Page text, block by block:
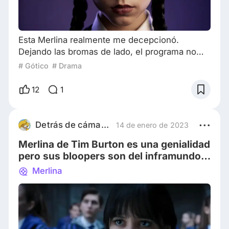
Esta Merlina realmente me decepcionó.
Dejando las bromas de lado, el programa no
retrata a Merlina tan bien como los videos
tratando de convencerte de que te vuelvas tan
adaptación ¿Por qué son queridos los
Addams? Porque aunque parecen extraños,
tienen una naturaleza fra
# Gótico # Drama
12 1
Detrás de cámaras 14 de enero de 2023
Merlina de Tim Burton es una genialidad
pero sus bloopers son del inframundo
🤚🏻 Chequéalos please!
Merlina